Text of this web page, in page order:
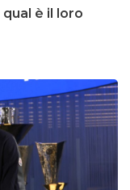
qual è il loro